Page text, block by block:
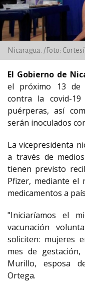
Nicaragua. /Foto:
El Gobierno de
el próximo 13 de
contra la covid-
puérperas, así
serán inoculados
La vicepresidenta
a través de
tienen previsto
Pfizer, mediante el
medicamentos a
"Iniciaríamos el
vacunación
soliciten: mujeres
mes de
Murillo, esposa
Ortega.